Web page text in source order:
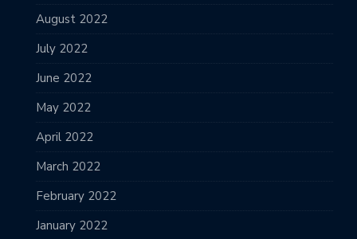
August 2022
July 2022
June 2022
May 2022
April 2022
March 2022
February 2022
January 2022